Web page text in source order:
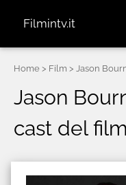
Filmintv.it
Home > Film > Jason
Jason
cast del film